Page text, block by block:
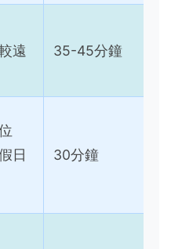
遠 35-45分鐘
日
30分鐘